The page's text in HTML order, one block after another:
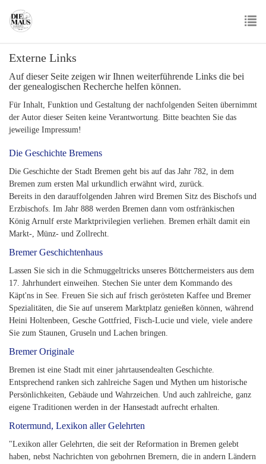
main
Externe Links
Auf dieser Seite zeigen wir Ihnen weiterführende Links die bei
der genealogischen Recherche helfen können.
Für Inhalt, Funktion und Gestaltung der nachfolgenden Seiten übernimmt
der Autor dieser Seiten keine Verantwortung. Bitte beachten Sie das
jeweilige Impressum!
Die Geschichte Bremens
Die Geschichte der Stadt Bremen geht bis auf das Jahr 782, in dem
Bremen zum ersten Mal urkundlich erwähnt wird, zurück.
Bereits in den darauffolgenden Jahren wird Bremen Sitz des Bischofs und
Erzbischofs. Im Jahr 888 werden Bremen dann vom ostfränkischen
König Arnulf erste Marktprivilegien verliehen. Bremen erhält damit ein
Markt-, Münz- und Zollrecht.
Bremer Geschichtenhaus
Lassen Sie sich in die Schmuggeltricks unseres Böttchermeisters aus dem
17. Jahrhundert einweihen. Stechen Sie unter dem Kommando des
Käpt'ns in See. Freuen Sie sich auf frisch gerösteten Kaffee und Bremer
Spezialitäten, die Sie auf unserem Marktplatz genießen können, während
Heini Holtenbeen, Gesche Gottfried, Fisch-Lucie und viele, viele andere
Sie zum Staunen, Gruseln und Lachen bringen.
Bremer Originale
Bremen ist eine Stadt mit einer jahrtausendealten Geschichte.
Entsprechend ranken sich zahlreiche Sagen und Mythen um historische
Persönlichkeiten, Gebäude und Wahrzeichen. Und auch zahlreiche, ganz
eigene Traditionen werden in der Hansestadt aufrecht erhalten.
Rotermund, Lexikon aller Gelehrten
"Lexikon aller Gelehrten, die seit der Reformation in Bremen gelebt
haben, nebst Nachrichten von gebohrnen Bremern, die in andern Ländern